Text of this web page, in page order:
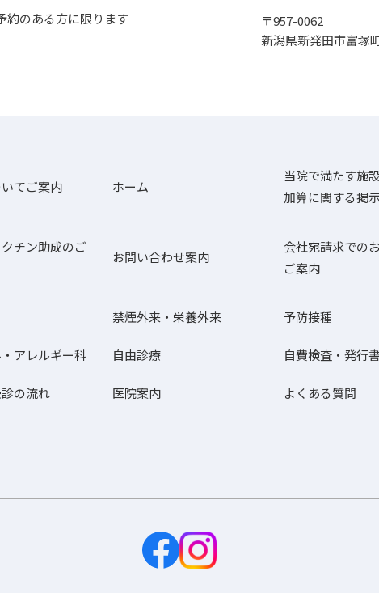
約のある方に限ります
〒957-0062
新潟県新発田市富塚
てご案内 ホーム
当院で満たす施
加算に関する掲示
チン助成のご
お問い合わせ案内
会社宛請求での
ご案内
禁煙外来・栄養外来 予防接種
アレルギー科 自由診療 自費検査・発行
の流れ 医院案内 よくある質問